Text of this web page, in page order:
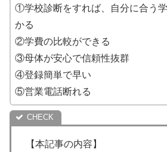
①学校診断をすれば、自分に合う
かる
②学費の比較ができる
③母体が安心で信頼性抜群
④登録簡単で早い
⑤営業電話断れる
【本記事の内容】